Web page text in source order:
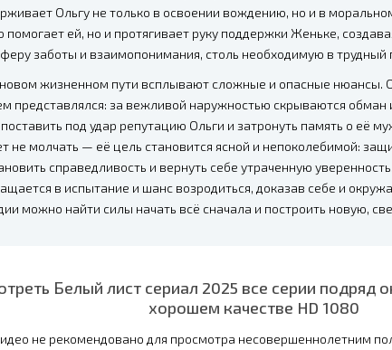
Ольгу не только в освоении вождению, но и в
помогает ей, но и протягивает руку поддержки Женьке,
заботы и взаимопонимания, столь необходимую в трудный
жизненном пути всплывают сложные и опасные нюансы.
представлялся: за вежливой наружностью скрываются обман
под удар репутацию Ольги и затронуть память о её
не молчать — её цель становится ясной и непоколебимой:
справедливость и вернуть себе утраченную
в испытание и шанс возродиться, доказав себе и
можно найти силы начать всё сначала и построить новую,
Белый лист сериал 2025 все серии подряд
хорошем качестве HD 1080
не рекомендовано для просмотра несовершеннолетним